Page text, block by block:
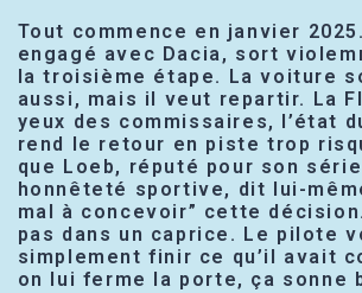
Tout commence en janvier
engagé avec Dacia, sort
la troisième étape. La voiture
aussi, mais il veut repartir. La
yeux des commissaires, l’état
rend le retour en piste trop
que Loeb, réputé pour son
honnêteté sportive, dit lui-
mal à concevoir” cette
pas dans un caprice. Le pilote
simplement finir ce qu’il avait
on lui ferme la porte, ça sonne